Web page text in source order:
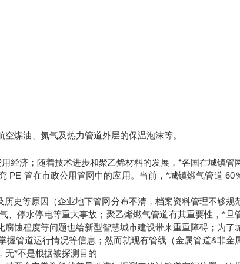
煤油、氮气及热力管道外层的保温泡沫等。
经济；随着技术进步和聚乙烯材料的发展，*各国在城镇管
PE 管在市政公用管网中的应用。当前，*城镇燃气管道 60
史等原因（企业地下管网分布不清，档案资料管理不够规
、停水停电等重大事故；聚乙烯燃气管道有其重要性，*旦
蚀程度等问题也给新型智慧城市建设带来重重障碍；为了
管道运行情况等信息；然而就现有管线（金属管道&非金
无*不是根据被探测目的